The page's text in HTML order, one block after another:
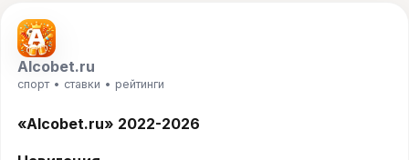
Alcobet.ru
спорт • ставки • рейтинги
«Alcobet.ru» 2022-2026